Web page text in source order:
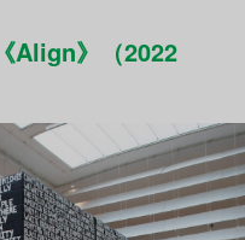
Align》（2022